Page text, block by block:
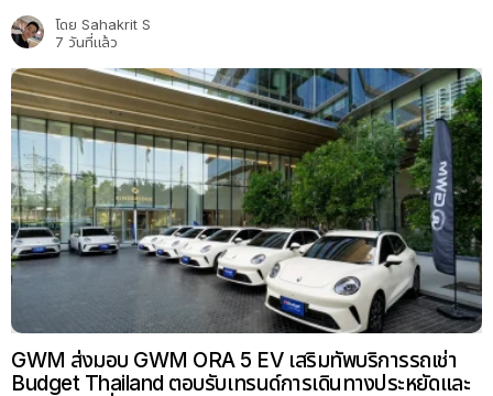
โดย Sahakrit S
7 วันที่แล้ว
GWM ส่งมอบ GWM ORA 5 EV เสริมทัพบริการรถเช่า
Budget Thailand ตอบรับเทรนด์การเดินทางประหยัดและ